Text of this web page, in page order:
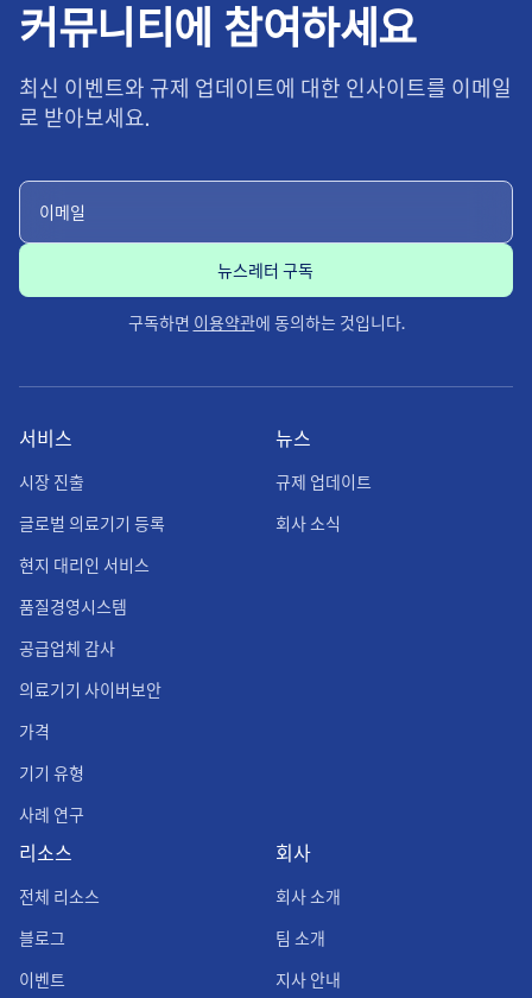
커뮤니티에 참여하세요
최신 이벤트와 규제 업데이트에 대한 인사이트를 이메일
로 받아보세요.
구독하면 이용약관에 동의하는 것입니다.
뉴스
규제 업데이트
회사 소식
서비스
시장 진출
글로벌 의료기기 등록
현지 대리인 서비스
품질경영시스템
공급업체 감사
의료기기 사이버보안
가격
기기 유형
사례 연구
리소스
전체 리소스
블로그
이벤트
회사
회사 소개
팀 소개
지사 안내